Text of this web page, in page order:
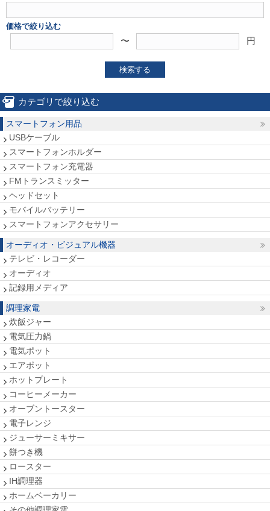
価格で絞り込む
〜 円
検索する
カテゴリで絞り込む
スマートフォン用品
USBケーブル
スマートフォンホルダー
スマートフォン充電器
FMトランスミッター
ヘッドセット
モバイルバッテリー
スマートフォンアクセサリー
オーディオ・ビジュアル機器
テレビ・レコーダー
オーディオ
記録用メディア
調理家電
炊飯ジャー
電気圧力鍋
電気ポット
エアポット
ホットプレート
コーヒーメーカー
オーブントースター
電子レンジ
ジューサーミキサー
餅つき機
ロースター
IH調理器
ホームベーカリー